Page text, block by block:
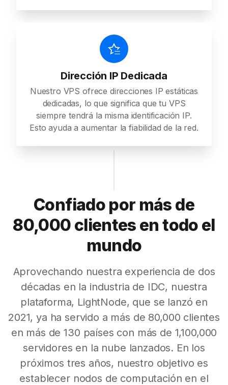
Dirección IP Dedicada
Nuestro VPS ofrece direcciones IP estáticas
dedicadas, lo que significa que tu VPS
siempre tendrá la misma identificación IP.
Esto ayuda a aumentar la fiabilidad de la red.
Confiado por más de
80,000 clientes en todo el
mundo
Aprovechando nuestra experiencia de dos
décadas en la industria de IDC, nuestra
plataforma, LightNode, que se lanzó en
2021, ya ha servido a más de 80,000 clientes
en más de 130 países con más de 1,100,000
servidores en la nube lanzados. En los
próximos tres años, nuestro objetivo es
establecer nodos de computación en el